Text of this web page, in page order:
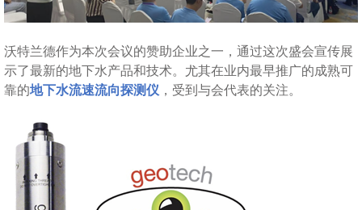
沃特兰德作为本次会议的赞助企业之一，通过这次盛会宣传展
示了最新的地下水产品和技术。尤其在业内最早推广的成熟可
靠的地下水流速流向探测仪 ，受到与会代表的关注。